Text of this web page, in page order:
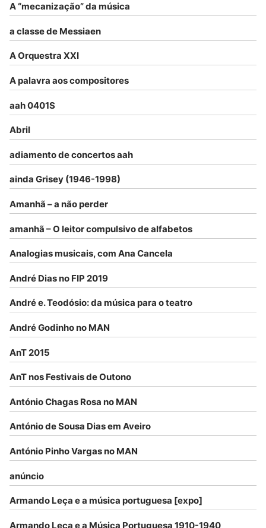
A “mecanização” da música
a classe de Messiaen
A Orquestra XXI
A palavra aos compositores
aah 0401S
Abril
adiamento de concertos aah
ainda Grisey (1946-1998)
Amanhã – a não perder
amanhã – O leitor compulsivo de alfabetos
Analogias musicais, com Ana Cancela
André Dias no FIP 2019
André e. Teodósio: da música para o teatro
André Godinho no MAN
AnT 2015
AnT nos Festivais de Outono
António Chagas Rosa no MAN
António de Sousa Dias em Aveiro
António Pinho Vargas no MAN
anúncio
Armando Leça e a música portuguesa [expo]
Armando Leça e a Música Portuguesa 1910-1940